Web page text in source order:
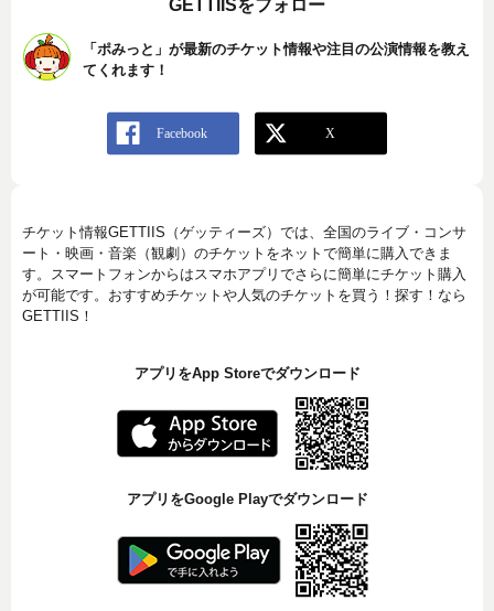
GETTIISをフォロー
「ポみっと」が最新のチケット情報や注目の公演情報を教え
てくれます！
チケット情報GETTIIS（ゲッティーズ）では、全国のライブ・コンサ
ート・映画・音楽（観劇）のチケットをネットで簡単に購入できま
す。スマートフォンからはスマホアプリでさらに簡単にチケット購入
が可能です。おすすめチケットや人気のチケットを買う！探す！なら
GETTIIS！
アプリをApp Storeでダウンロード
アプリをGoogle Playでダウンロード